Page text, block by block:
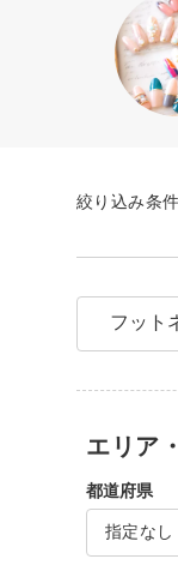
絞り込み条件
フット
エリア
都道府県
指定なし